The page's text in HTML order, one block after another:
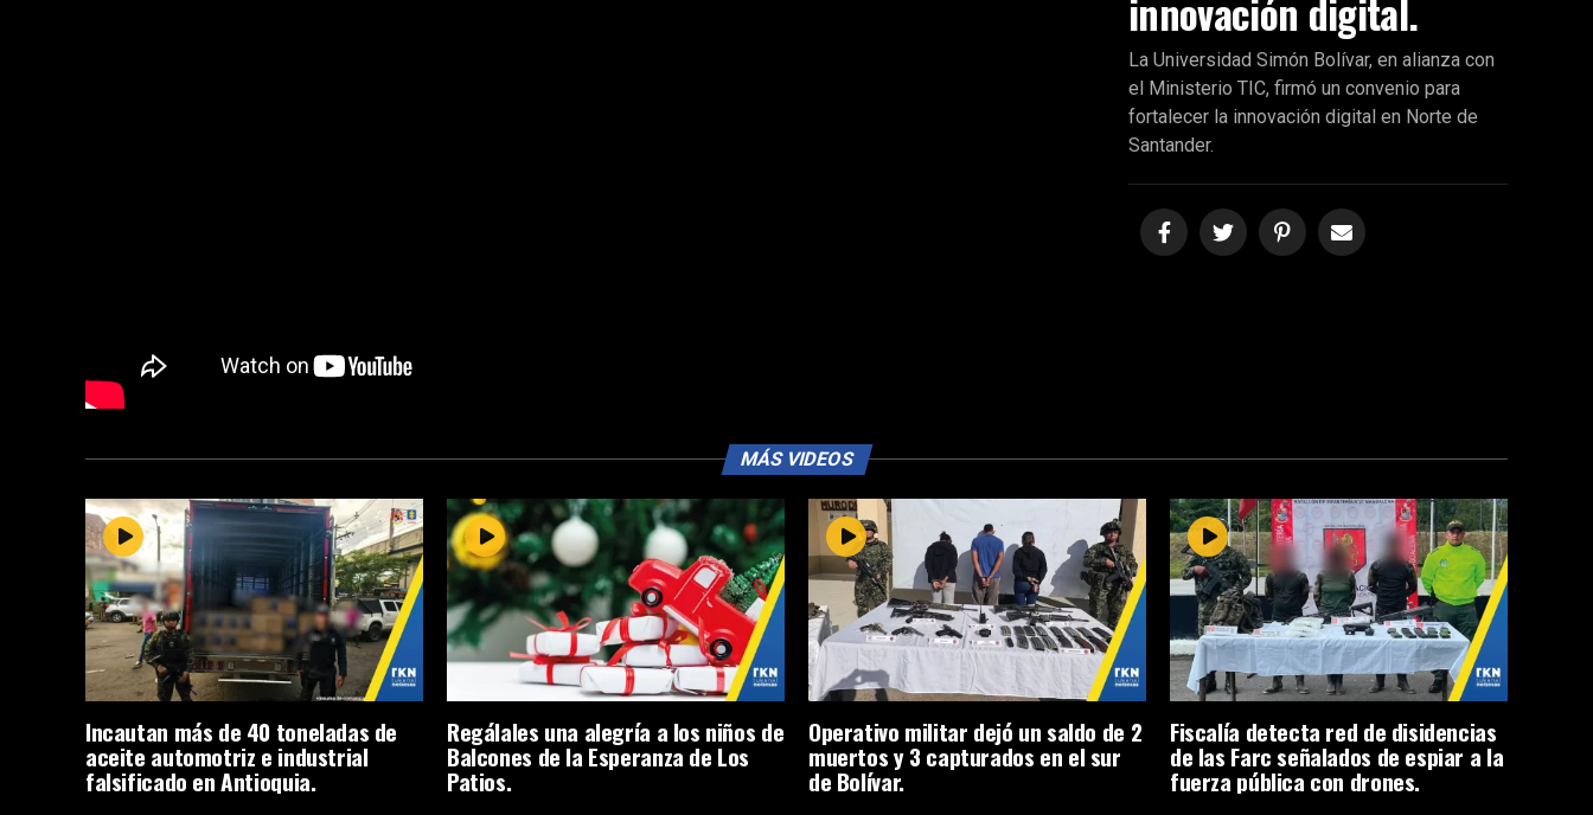
innovación digital.
La Universidad Simón Bolívar, en alianza con
el Ministerio TIC, firmó un convenio para
fortalecer la innovación digital en Norte de
Santander.
MÁS VIDEOS
Incautan más de 40 toneladas de
aceite automotriz e industrial
falsificado en Antioquia.
Regálales una alegría a los niños de
Balcones de la Esperanza de Los
Patios.
Operativo militar dejó un saldo de 2
muertos y 3 capturados en el sur
de Bolívar.
Fiscalía detecta red de disidencias
de las Farc señalados de espiar a la
fuerza pública con drones.